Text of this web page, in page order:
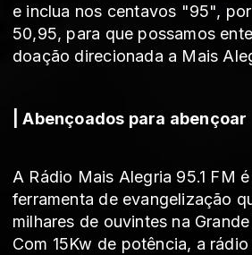
e inclua nos centavos "95",
50,95, para que possamos
doação direcionada a Mais
| Abençoados para abençoar
A Rádio Mais Alegria 95.1 FM
ferramenta de evangelização
milhares de ouvintes na
Com 15Kw de potência, a